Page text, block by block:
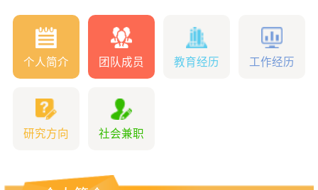
个人简介 团队成员 教育经历 工作经历
研究方向 社会兼职